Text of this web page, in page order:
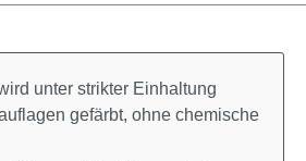
unter strikter Einhaltung
gefärbt, ohne chemische